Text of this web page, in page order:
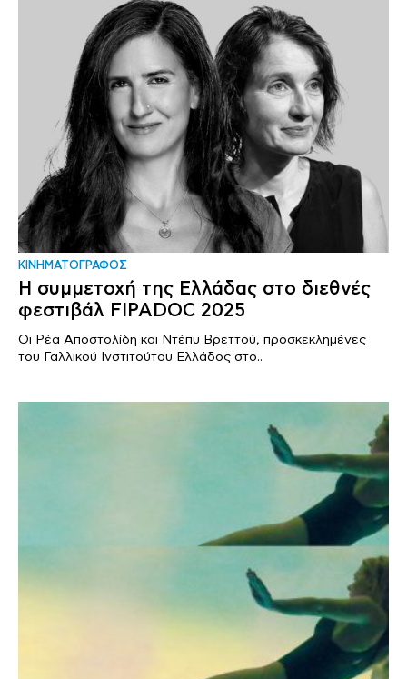
ΚΙΝΗΜΑΤΟΓΡΑΦΟΣ
Η συμμετοχή της Ελλάδας στο διεθνές
φεστιβάλ FIPADOC 2025
Οι Ρέα Αποστολίδη και Ντέπυ Βρεττού, προσκεκλημένες
του Γαλλικού Ινστιτούτου Ελλάδος στο..